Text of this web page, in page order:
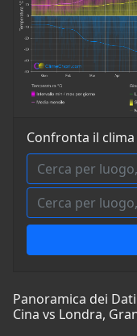
Confronta il
Panoramica dei
Cina vs Londra,